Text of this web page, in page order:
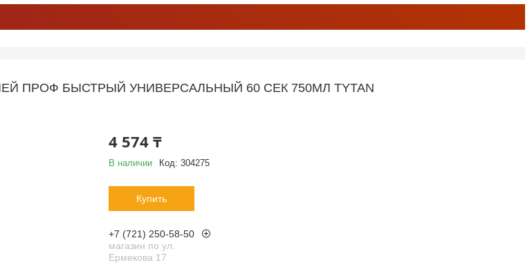
ПРОФ БЫСТРЫЙ УНИВЕРСАЛЬНЫЙ 60 СЕК 750МЛ TYTAN
4 574 ₸
В наличии Код: 304275
Купить
+7 (721) 250-58-50
магазин по ул.
Ермекова 17